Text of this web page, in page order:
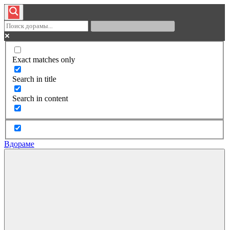
Exact matches only
Search in title
Search in content
Вдораме